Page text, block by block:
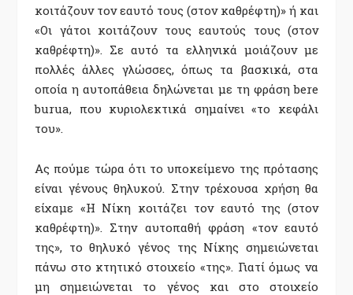
κοιτάζουν τον εαυτό τους (στον καθρέφτη)» ή και
«Οι γάτοι κοιτάζουν τους εαυτούς τους (στον
καθρέφτη)». Σε αυτό τα ελληνικά μοιάζουν με
πολλές άλλες γλώσσες, όπως τα βασκικά, στα
οποία η αυτοπάθεια δηλώνεται με τη φράση bere
burua, που κυριολεκτικά σημαίνει «το κεφάλι
του».
Ας πούμε τώρα ότι το υποκείμενο της πρότασης
είναι γένους θηλυκού. Στην τρέχουσα χρήση θα
είχαμε «Η Νίκη κοιτάζει τον εαυτό της (στον
καθρέφτη)». Στην αυτοπαθή φράση «τον εαυτό
της», το θηλυκό γένος της Νίκης σημειώνεται
πάνω στο κτητικό στοιχείο «της». Γιατί όμως να
μη σημειώνεται το γένος και στο στοιχείο